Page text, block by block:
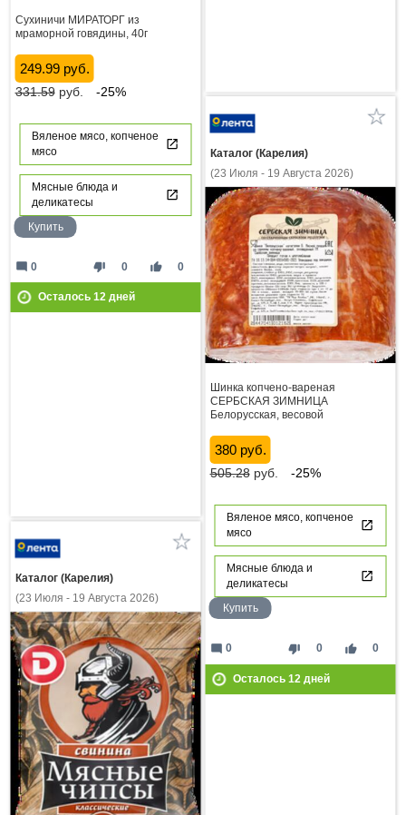
Сухиничи МИРАТОРГ из
мраморной говядины, 40г
249.99 руб.
331.59руб. -25%
Вяленое мясо, копченое
мясо
Мясные блюда и
деликатесы
Купить
thumb_down 0 thumb_up 0
mode_comment 0
Осталось 12дней
Каталог (Карелия)
(23 Июля - 19 Августа 2026)
Шинка копчено-вареная
СЕРБСКАЯ ЗИМНИЦА
Белорусская, весовой
380 руб.
505.28руб. -25%
Вяленое мясо, копченое
мясо
Мясные блюда и
деликатесы
Купить
thumb_down 0 thumb_up 0
mode_comment 0
Осталось 12дней
Каталог (Карелия)
(23 Июля - 19 Августа 2026)